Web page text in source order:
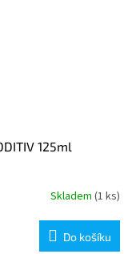
125ml
Skladem (1 ks)
Do košíku